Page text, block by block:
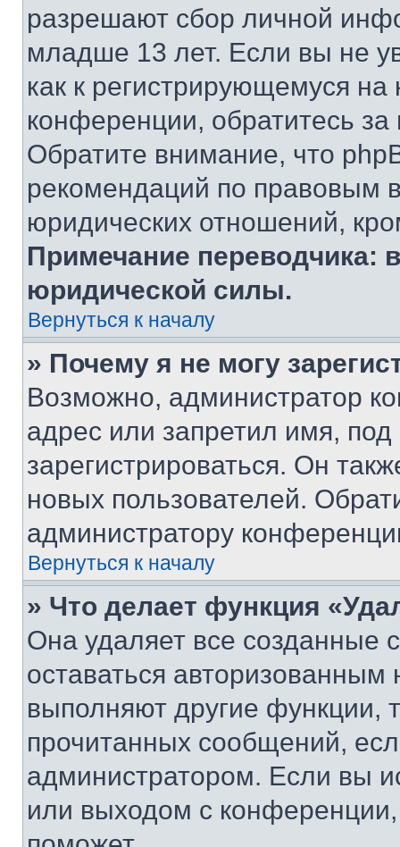
разрешают сбор личной
младше 13 лет. Если вы не
как к регистрирующемуся
конференции, обратитесь
Обратите внимание, что
рекомендаций по правовым
юридических отношений,
Примечание переводчика:
юридической силы.
Вернуться к началу
» Почему я не могу
Возможно, администратор
адрес или запретил имя,
зарегистрироваться. Он
новых пользователей.
администратору
Вернуться к началу
» Что делает функция
Она удаляет все созданные
оставаться
выполняют другие функции,
прочитанных сообщений,
администратором. Если вы
или выходом с